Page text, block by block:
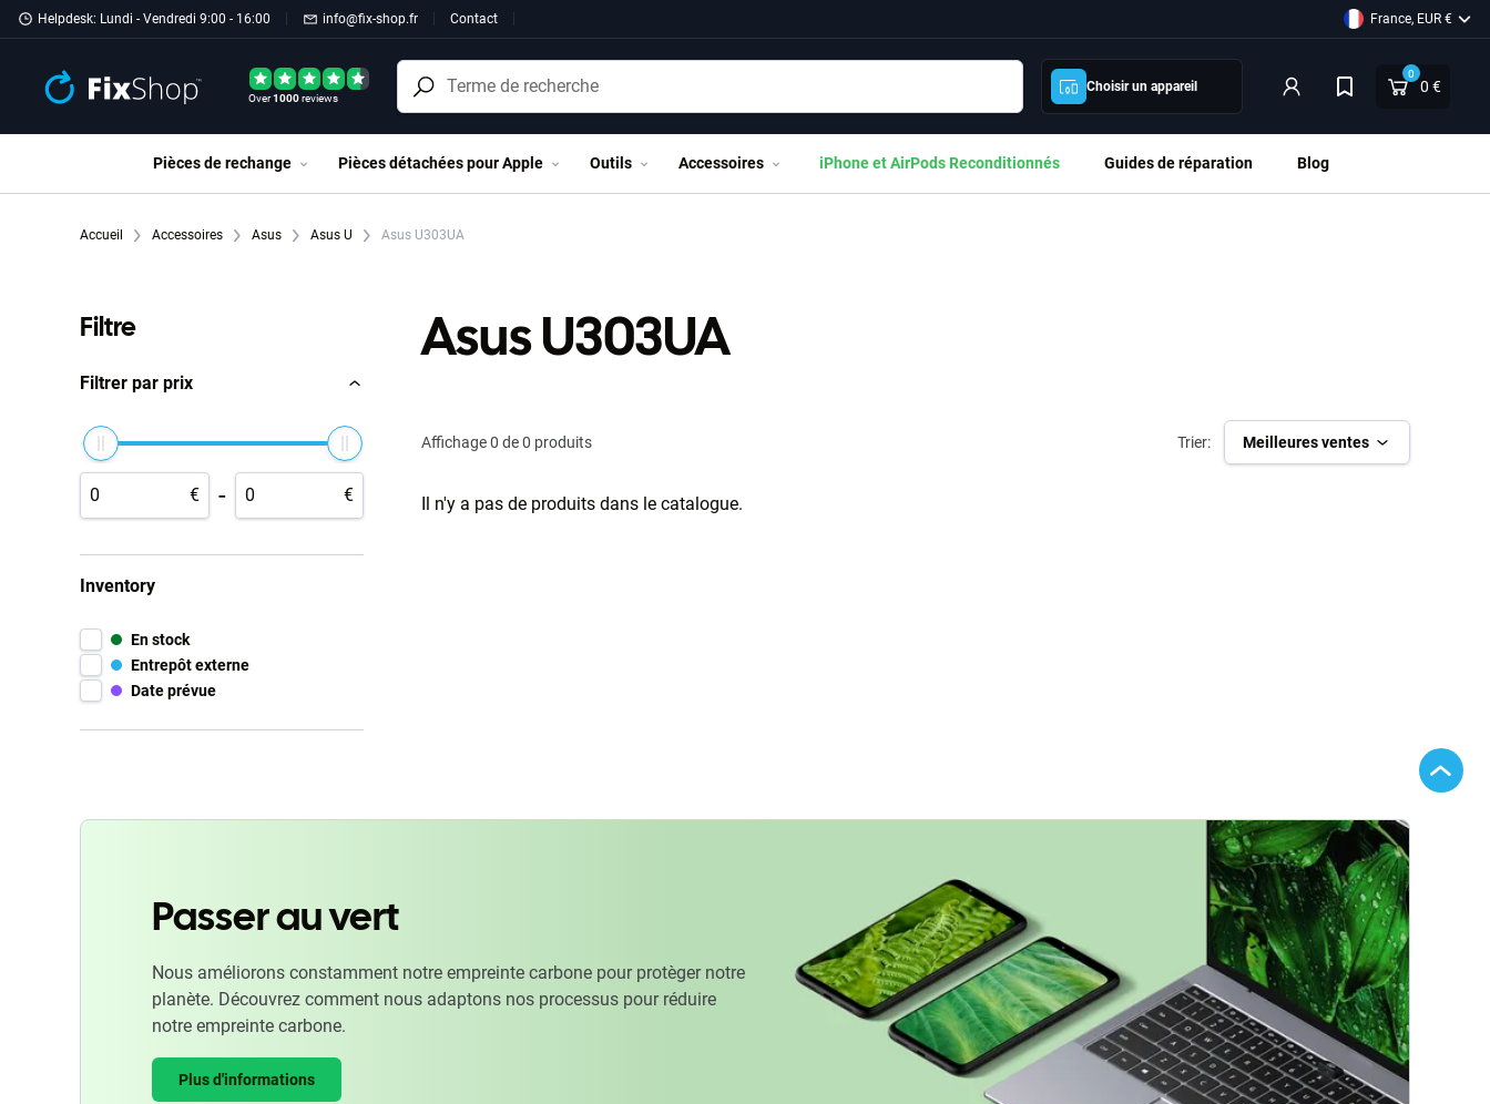
Passer au contenu principal
Helpdesk: Lundi - Vendredi 9:00 - 16:00 info@fix-shop.fr Contact France, EUR €
Over1000reviews
Choisir un appareil
0
0 €
Pièces de rechange Pièces détachées pour Apple Outils Accessoires iPhone et AirPods Reconditionnés Guides de réparation Blog
Accueil Accessoires Asus Asus U Asus U303UA
Filtre
Filtrer par prix
€ - €
Inventory
En stock
Entrepôt externe
Date prévue
Asus U303UA
Affichage0 de 0 produits Trier: Meilleures ventes
Il n'y a pas de produits dans le catalogue.
Passer au vert
Nous améliorons constamment notre empreinte carbone pour protèger notre
planète. Découvrez comment nous adaptons nos processus pour réduire
notre empreinte carbone.
Plus d'informations